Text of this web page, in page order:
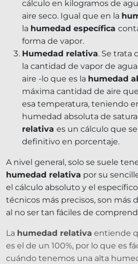
cálculo en kilogramos de
aire seco. Igual que en la
la humedad específica
forma de vapor.
Humedad relativa. Se trata
la cantidad de vapor de
aire -lo que es la humedad
máxima cantidad de aire
esa temperatura, teniendo
humedad absoluta de
relativa es un cálculo que
definitivo en porcentaje.
A nivel general, solo se suele
humedad relativa por su
el cálculo absoluto y el
técnicos más precisos, son más
al no ser tan fáciles de
La humedad relativa entiende
es el de un 100%, por lo que es
cuándo tenemos una alta